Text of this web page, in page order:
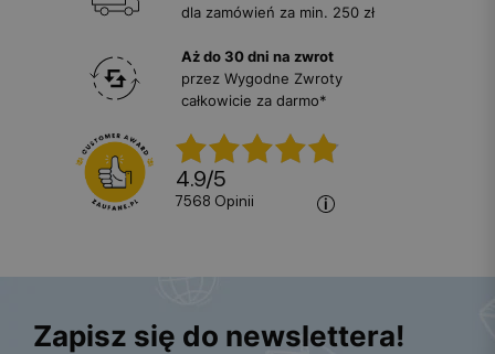
dla zamówień za min. 250 zł
Aż do 30 dni na zwrot
przez Wygodne Zwroty
całkowicie za darmo*
4.9/5
7568 opinii
Zapisz się do newslettera!